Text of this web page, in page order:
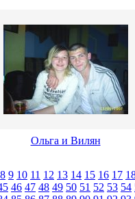
Ольга и Вилян
8 9 10 11 12 13 14 15 16 17
46 47 48 49 50 51 52 53 54